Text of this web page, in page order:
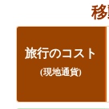
旅行のコスト
(現地通貨)